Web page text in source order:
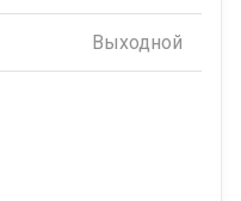
Выходной